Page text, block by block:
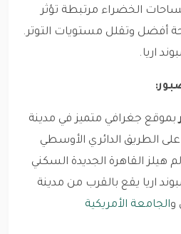
الخضراء مرتبطة تؤثر
أفضل وتقلل مستويات التوتر.
اريا.
بموقع جغرافي متميز في مدينة
الطريق الدائري الأوسطي
هيلز القاهرة الجديدة السكني
اريا يقع بالقرب من مدينة
والجامعة الأمريكية